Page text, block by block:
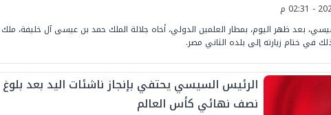
بعد ظهر اليوم، بمطار العلمين الدولي، أخاه جلالة الملك حمد بن عيسى آل خليفة، ملك
في ختام زيارته إلى بلده الثاني مصر.
الرئيس السيسي يحتفي بإنجاز ناشئات اليد بعد بلوغ
نصف نهائي كأس العالم